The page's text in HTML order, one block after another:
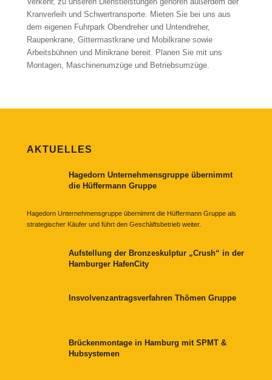
Kranverleih und Schwertransporte. Mieten Sie bei uns aus
dem eigenen Fuhrpark Obendreher und Untendreher,
Raupenkrane, Gittermastkrane und Mobilkrane sowie
Arbeitsbühnen und Minikrane bereit. Planen Sie mit uns
Montagen, Maschinenumzüge und Betriebsumzüge.
AKTUELLES
Hagedorn Unternehmensgruppe übernimmt
die Hüffermann Gruppe
Hagedorn Unternehmensgruppe übernimmt die Hüffermann Gruppe als
strategischer Käufer und führt den Geschäftsbetrieb weiter.
Aufstellung der Bronzeskulptur „Crush“ in der
Hamburger HafenCity
Insvolvenzantragsverfahren Thömen Gruppe
Brückenmontage in Hamburg mit SPMT &
Hubsystemen